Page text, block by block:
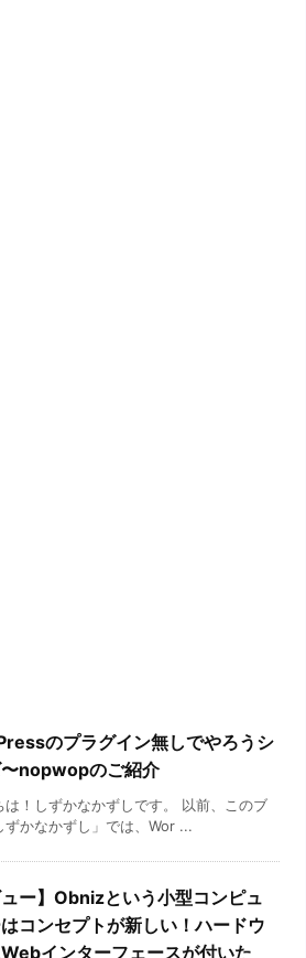
のプラグイン無しでやろうシ
〜nopwopのご紹介
は！しずかなかずしです。 以前、このブ
ずかなかずし」では、Wor ...
ュー】Obnizという小型コンピュ
コンセプトが新しい！ハードウ
インターフェースが付いた